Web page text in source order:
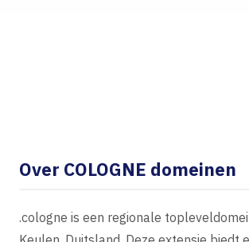
Over COLOGNE domeinen
.cologne is een regionale